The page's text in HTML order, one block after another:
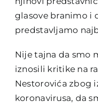
glasove branimo i
predstavljamo
Nije tajna da smo
iznosili kritike na
Nestorovića zbog
koronavirusa, da